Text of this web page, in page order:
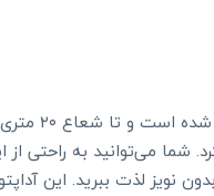
دانگل
شما می‌توانید به راحتی از